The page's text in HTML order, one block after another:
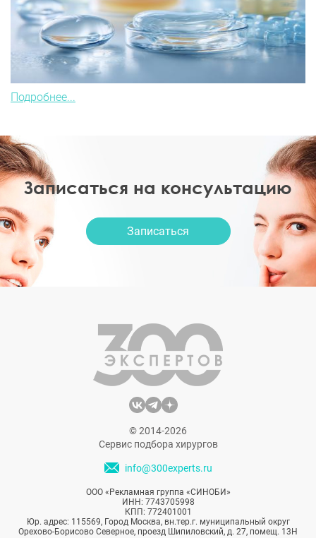
Подробнее...
Записаться на консультацию
Записаться
© 2014-2026
Сервис подбора хирургов
info@300experts.ru
ООО «Рекламная группа «СИНОБИ»
ИНН: 7743705998
КПП: 772401001
Юр. адрес: 115569, Город Москва, вн.тер.г. муниципальный округ
Орехово-Борисово Северное, проезд Шипиловский, д. 27, помещ. 13Н